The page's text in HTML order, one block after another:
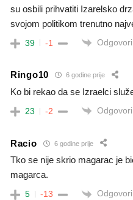
su osbili prihvatiti Izarelsko
svojom politikom trenutno
39 -1 Odgovori
Ringo10 6 godine prije
Ko bi rekao da se Izraelci
23 -2 Odgovori
Racio 6 godine prije
Tko se nije skrio magarac je
magarca.
5 -13 Odgovori